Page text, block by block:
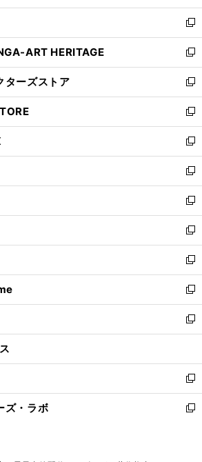
ウ
で
開
く
ン
ド
ウ
で
開
く
新
し
い
ウ
ィ
ン
ド
ウ
で
開
く
ART HERITAGE
新
し
い
ウ
ィ
ン
ド
ウ
で
開
く
ターズストア
新
し
い
ウ
ィ
ン
ド
ウ
で
開
く
新
し
い
ウ
ィ
ン
ド
ウ
で
開
く
新
し
い
ウ
ィ
ン
ド
ウ
で
開
く
新
し
い
ウ
ィ
ン
ド
ウ
で
開
く
新
し
い
ウ
ィ
ン
ド
ウ
で
開
新
し
い
ウ
ィ
ン
ド
ウ
開
く
新
し
い
ウ
ィ
ン
ウ
で
開
く
新
し
い
ウ
ン
ド
ウ
で
新
し
ウ
ィ
ン
ド
新
し
い
ズ・ラボ
新